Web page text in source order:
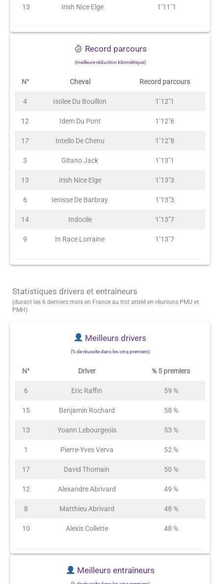
13 Irish Nice Elge 1’11″1
Record parcours
(meilleure réduction kilométrique)
N° Cheval Record parcours
4 Isolee Du Bouillon 1’12″1
12 Idem Du Pont 1’12″6
17 Intello De Chenu 1’12″8
3 Gitano Jack 1’13″1
13 Irish Nice Elge 1’13″3
6 Ienisse De Barbray 1’13″3
14 Indocile 1’13″7
9 In Race Lorraine 1’13″7
Statistiques drivers et entraîneurs
(durant les 6 derniers mois en France au trot attelé en réunions PMU et
PMH)
Meilleurs drivers
(% de réussite dans les cinq premiers)
N° Driver % 5 premiers
6 Eric Raffin 59 %
15 Benjamin Rochard 58 %
13 Yoann Lebourgeois 53 %
1 Pierre-Yves Verva 52 %
17 David Thomain 50 %
12 Alexandre Abrivard 49 %
8 Matthieu Abrivard 48 %
10 Alexis Collette 48 %
Meilleurs entraîneurs